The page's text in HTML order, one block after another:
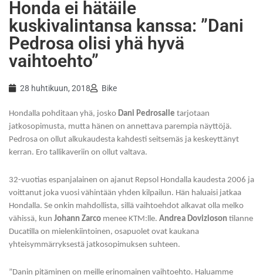
Honda ei hätäile
kuskivalintansa kanssa: ”Dani
Pedrosa olisi yhä hyvä
vaihtoehto”
28 huhtikuun, 2018 Bike
Hondalla pohditaan yhä, josko Dani Pedrosalle tarjotaan
jatkosopimusta, mutta hänen on annettava parempia näyttöjä.
Pedrosa on ollut alkukaudesta kahdesti seitsemäs ja keskeyttänyt
kerran. Ero tallikaveriin on ollut valtava.
32-vuotias espanjalainen on ajanut Repsol Hondalla kaudesta 2006 ja
voittanut joka vuosi vähintään yhden kilpailun. Hän haluaisi jatkaa
Hondalla. Se onkin mahdollista, sillä vaihtoehdot alkavat olla melko
vähissä, kun Johann Zarco menee KTM:lle. Andrea Dovizioson tilanne
Ducatilla on mielenkiintoinen, osapuolet ovat kaukana
yhteisymmärryksestä jatkosopimuksen suhteen.
”Danin pitäminen on meille erinomainen vaihtoehto. Haluamme